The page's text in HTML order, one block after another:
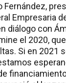
Fernández,
Empresaria
diálogo con
el 2020,
Si en 2021